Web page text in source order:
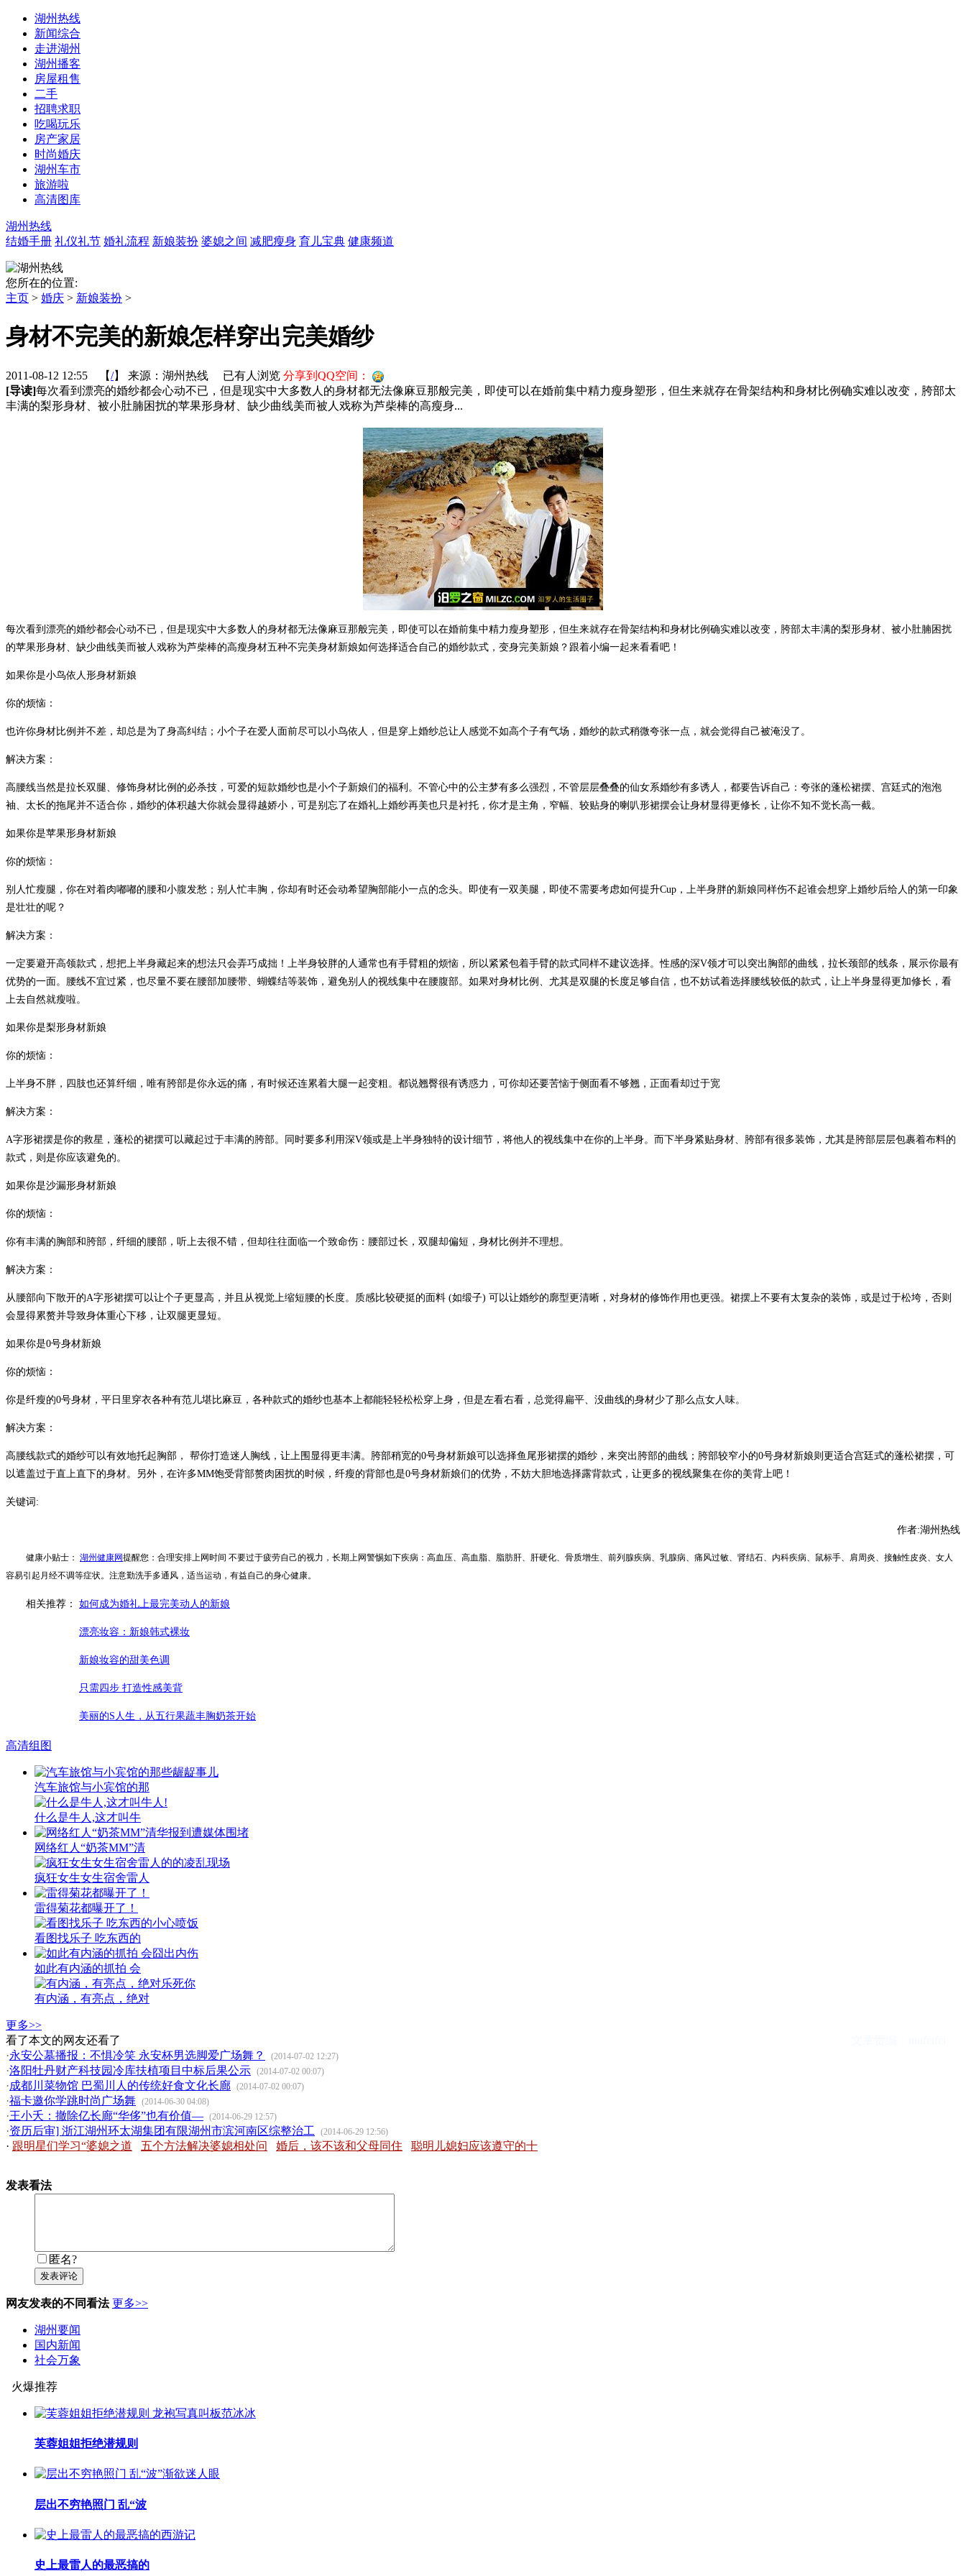
湖州热线
新闻综合
走进湖州
湖州播客
房屋租售
二手
招聘求职
吃喝玩乐
房产家居
时尚婚庆
湖州车市
旅游啦
高清图库
湖州热线
结婚手册 礼仪礼节 婚礼流程 新娘装扮 婆媳之间 减肥瘦身 育儿宝典 健康频道
您所在的位置:
主页 > 婚庆 > 新娘装扮 >
身材不完美的新娘怎样穿出完美婚纱
2011-08-12 12:55 【/】 来源：湖州热线 已有人浏览 分享到QQ空间：
[导读]每次看到漂亮的婚纱都会心动不已，但是现实中大多数人的身材都无法像麻豆那般完美，即使可以在婚前集中精力瘦身塑形，但生来就存在骨架结构和身材比例确实难以改变，胯部太
丰满的梨形身材、被小肚腩困扰的苹果形身材、缺少曲线美而被人戏称为芦柴棒的高瘦身...
每次看到漂亮的婚纱都会心动不已，但是现实中大多数人的身材都无法像麻豆那般完美，即使可以在婚前集中精力瘦身塑形，但生来就存在骨架结构和身材比例确实难以改变，胯部太丰满的梨形身材、被小肚腩困扰
的苹果形身材、缺少曲线美而被人戏称为芦柴棒的高瘦身材五种不完美身材新娘如何选择适合自己的婚纱款式，变身完美新娘？跟着小编一起来看看吧！
如果你是小鸟依人形身材新娘
你的烦恼：
也许你身材比例并不差，却总是为了身高纠结；小个子在爱人面前尽可以小鸟依人，但是穿上婚纱总让人感觉不如高个子有气场，婚纱的款式稍微夸张一点，就会觉得自己被淹没了。
解决方案：
高腰线当然是拉长双腿、修饰身材比例的必杀技，可爱的短款婚纱也是小个子新娘们的福利。不管心中的公主梦有多么强烈，不管层层叠叠的仙女系婚纱有多诱人，都要告诉自己：夸张的蓬松裙摆、宫廷式的泡泡
袖、太长的拖尾并不适合你，婚纱的体积越大你就会显得越娇小，可是别忘了在婚礼上婚纱再美也只是衬托，你才是主角，窄幅、较贴身的喇叭形裙摆会让身材显得更修长，让你不知不觉长高一截。
如果你是苹果形身材新娘
你的烦恼：
别人忙瘦腿，你在对着肉嘟嘟的腰和小腹发愁；别人忙丰胸，你却有时还会动希望胸部能小一点的念头。即使有一双美腿，即使不需要考虑如何提升Cup，上半身胖的新娘同样伤不起谁会想穿上婚纱后给人的第一印象
是壮壮的呢？
解决方案：
一定要避开高领款式，想把上半身藏起来的想法只会弄巧成拙！上半身较胖的人通常也有手臂粗的烦恼，所以紧紧包着手臂的款式同样不建议选择。性感的深V领才可以突出胸部的曲线，拉长颈部的线条，展示你最有
优势的一面。腰线不宜过紧，也尽量不要在腰部加腰带、蝴蝶结等装饰，避免别人的视线集中在腰腹部。如果对身材比例、尤其是双腿的长度足够自信，也不妨试着选择腰线较低的款式，让上半身显得更加修长，看
上去自然就瘦啦。
如果你是梨形身材新娘
你的烦恼：
上半身不胖，四肢也还算纤细，唯有胯部是你永远的痛，有时候还连累着大腿一起变粗。都说翘臀很有诱惑力，可你却还要苦恼于侧面看不够翘，正面看却过于宽
解决方案：
A字形裙摆是你的救星，蓬松的裙摆可以藏起过于丰满的胯部。同时要多利用深V领或是上半身独特的设计细节，将他人的视线集中在你的上半身。而下半身紧贴身材、胯部有很多装饰，尤其是胯部层层包裹着布料的
款式，则是你应该避免的。
如果你是沙漏形身材新娘
你的烦恼：
你有丰满的胸部和胯部，纤细的腰部，听上去很不错，但却往往面临一个致命伤：腰部过长，双腿却偏短，身材比例并不理想。
解决方案：
从腰部向下散开的A字形裙摆可以让个子更显高，并且从视觉上缩短腰的长度。质感比较硬挺的面料 (如缎子) 可以让婚纱的廓型更清晰，对身材的修饰作用也更强。裙摆上不要有太复杂的装饰，或是过于松垮，否则
会显得累赘并导致身体重心下移，让双腿更显短。
如果你是0号身材新娘
你的烦恼：
你是纤瘦的0号身材，平日里穿衣各种有范儿堪比麻豆，各种款式的婚纱也基本上都能轻轻松松穿上身，但是左看右看，总觉得扁平、没曲线的身材少了那么点女人味。
解决方案：
高腰线款式的婚纱可以有效地托起胸部， 帮你打造迷人胸线，让上围显得更丰满。胯部稍宽的0号身材新娘可以选择鱼尾形裙摆的婚纱，来突出胯部的曲线；胯部较窄小的0号身材新娘则更适合宫廷式的蓬松裙摆，可
以遮盖过于直上直下的身材。另外，在许多MM饱受背部赘肉困扰的时候，纤瘦的背部也是0号身材新娘们的优势，不妨大胆地选择露背款式，让更多的视线聚集在你的美背上吧！
关键词:
作者:湖州热线
健康小贴士： 湖州健康网提醒您：合理安排上网时间 不要过于疲劳自己的视力，长期上网警惕如下疾病：高血压、高血脂、脂肪肝、肝硬化、骨质增生、前列腺疾病、乳腺病、痛风过敏、肾结石、内科疾病、鼠标手、肩周炎、接触性皮炎、女人
容易引起月经不调等症状。注意勤洗手多通风，适当运动，有益自己的身心健康。
相关推荐： 如何成为婚礼上最完美动人的新娘
漂亮妆容：新娘韩式裸妆
新娘妆容的甜美色调
只需四步 打造性感美背
美丽的S人生，从五行果蔬丰胸奶茶开始
高清组图
汽车旅馆与小宾馆的那
什么是牛人,这才叫牛
网络红人“奶茶MM”清
疯狂女生女生宿舍雷人
雷得菊花都曝开了！
看图找乐子 吃东西的
如此有内涵的抓拍 会
有内涵，有亮点，绝对
更多>>
看了本文的网友还看了
·永安公墓播报：不惧冷笑 永安杯男选脚爱广场舞？ (2014-07-02 12:27)
·洛阳牡丹财产科技园冷库扶植项目中标后果公示 (2014-07-02 00:07)
·成都川菜物馆 巴蜀川人的传统好食文化长廊 (2014-07-02 00:07)
·福卡邀你学跳时尚广场舞 (2014-06-30 04:08)
·王小夭：撤除亿长廊“华侈”也有价值— (2014-06-29 12:57)
·资历后审] 浙江湖州环太湖集团有限湖州市滨河南区综整治工 (2014-06-29 12:56)
· 跟明星们学习“婆媳之道 五个方法解决婆媳相处问 婚后，该不该和父母同住 聪明儿媳妇应该遵守的十
发表看法
匿名?
发表评论
网友发表的不同看法 更多>>
湖州要闻
国内新闻
社会万象
火爆推荐
芙蓉姐姐拒绝潜规则
层出不穷艳照门 乱“波
史上最雷人的最恶搞的